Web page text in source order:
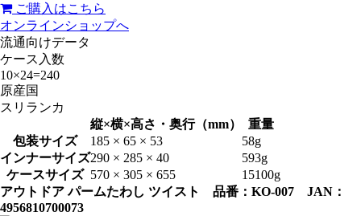
ご購入はこちら
オンラインショップへ
流通向けデータ
ケース入数
10×24=240
原産国
スリランカ
縦×横×高さ・奥行（mm）
重量
包装サイズ
185 × 65 × 53
58g
インナーサイズ290 × 285 × 40
593g
ケースサイズ 570 × 305 × 655
15100g
アウトドア パームたわし ツイスト 品番：KO-007 JAN：
4956810700073